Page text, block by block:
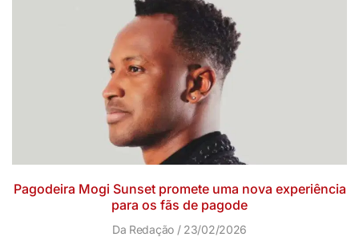
Pagodeira Mogi Sunset promete uma nova experiência
para os fãs de pagode
Da Redação 23/02/2026